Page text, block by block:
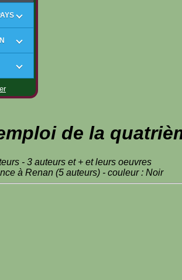
de la
- 3 auteurs et + et leurs oeuvres
à Renan (5 auteurs) - couleur : Noir